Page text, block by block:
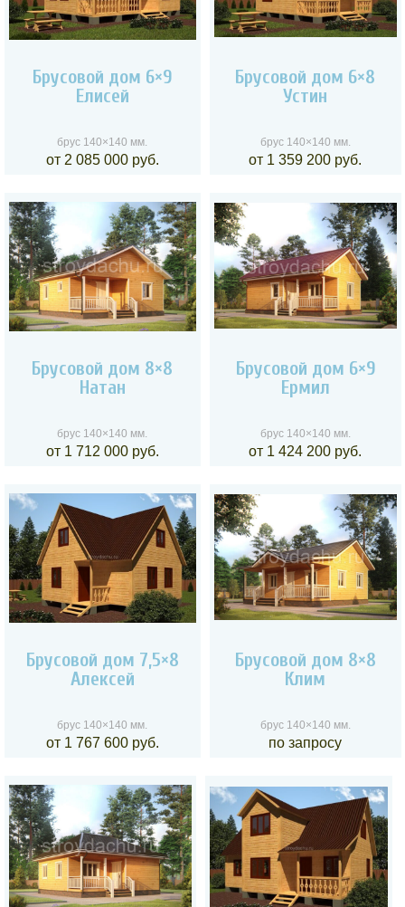
Брусовой дом 6×9
Елисей
Брусовой дом 6×8
Устин
брус 140×140 мм.
от 2 085 000 руб.
брус 140×140 мм.
от 1 359 200 руб.
Брусовой дом 8×8
Натан
Брусовой дом 6×9
Ермил
брус 140×140 мм.
от 1 712 000 руб.
брус 140×140 мм.
от 1 424 200 руб.
Брусовой дом 7,5×8
Алексей
Брусовой дом 8×8
Клим
брус 140×140 мм.
от 1 767 600 руб.
брус 140×140 мм.
по запросу